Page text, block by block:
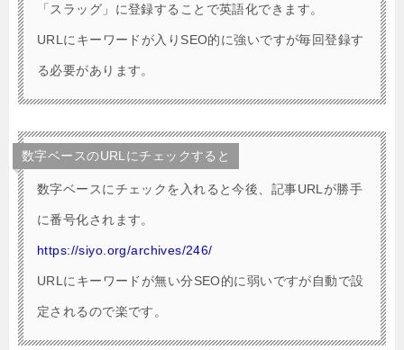
「スラッグ」に登録することで英語化できます。
URLにキーワードが入りSEO的に強いですが毎回登録す
る必要があります。
数字ベースのURLにチェックすると
数字ベースにチェックを入れると今後、記事URLが勝手
に番号化されます。
https://siyo.org/archives/246/
URLにキーワードが無い分SEO的に弱いですが自動で設
定されるので楽です。